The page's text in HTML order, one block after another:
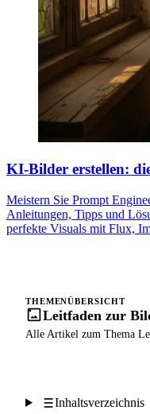
KI-Bilder erstellen:
Meistern Sie Prompt
Anleitungen, Tipps und
perfekte Visuals mit Flux,
THEMENÜBERSICHT
Leitfaden zur
Alle Artikel zum Thema
Inhaltsverzeichnis